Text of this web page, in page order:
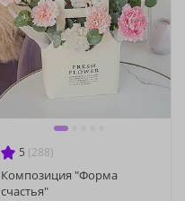
5 (288)
Композиция "Форма
счастья"